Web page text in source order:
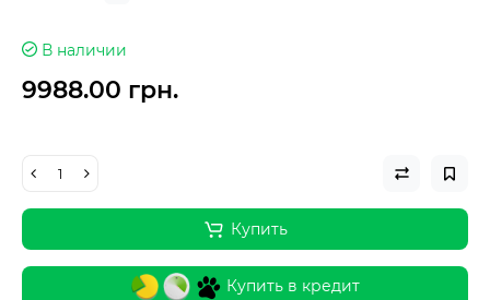
В наличии
9988.00 грн.
Купить
Купить в кредит